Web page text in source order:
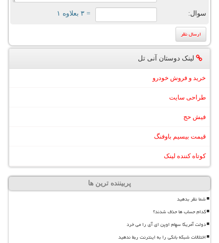
سوال: = ۳ بعلاوه ۱
لینک دوستان آنی تل
خرید و فروش خودرو
طراحی سایت
فیش حج
قیمت بیسیم باوفنگ
کوتاه کننده لینک
پربیننده ترین ها
شما نظر بدهید
کدام حساب ها حذف شدند؟
دولت آمریکا سهام اوپن ای آی را می خرد
اختلالات شبکه بانکی را به اینترنت ربط ندهید